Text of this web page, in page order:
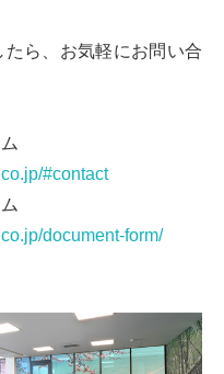
ら、お気軽にお問い合
#contact
document-form/